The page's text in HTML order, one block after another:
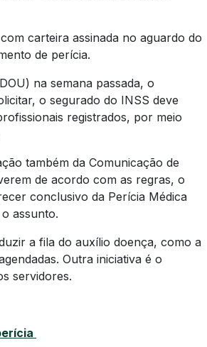
carteira assinada no aguardo do
de perícia.
na semana passada, o
o segurado do INSS deve
registrados, por meio
também da Comunicação de
de acordo com as regras, o
conclusivo da Perícia Médica
assunto.
a fila do auxílio doença, como a
Outra iniciativa é o
servidores.